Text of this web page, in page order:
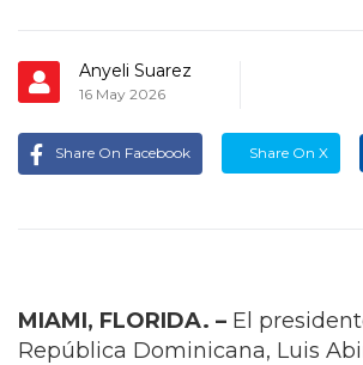
Anyeli Suarez
16 May 2026
Share On Facebook Share On X
MIAMI, FLORIDA. – El
República Dominicana, Luis